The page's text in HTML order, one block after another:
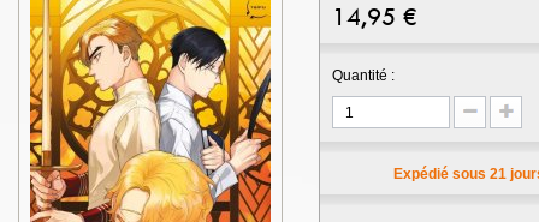
14,95 €
Quantité :
Expédié sous 21